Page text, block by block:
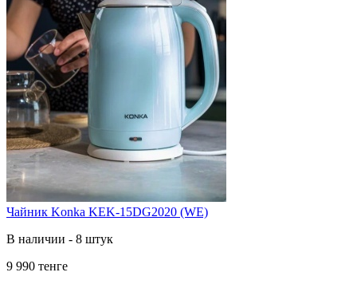
Чайник Konka KEK-15DG2020 (WE)
В наличии - 8 штук
9 990 тенге